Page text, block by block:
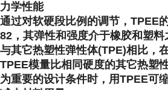
力学性能
通过对软硬段比例的调节，TPEE
82，其弹性和强度介于橡胶和塑料
与其它热塑性弹性体(TPE)相比，
TPEE模量比相同硬度的其它热塑
为重要的设计条件时，用TPEE可